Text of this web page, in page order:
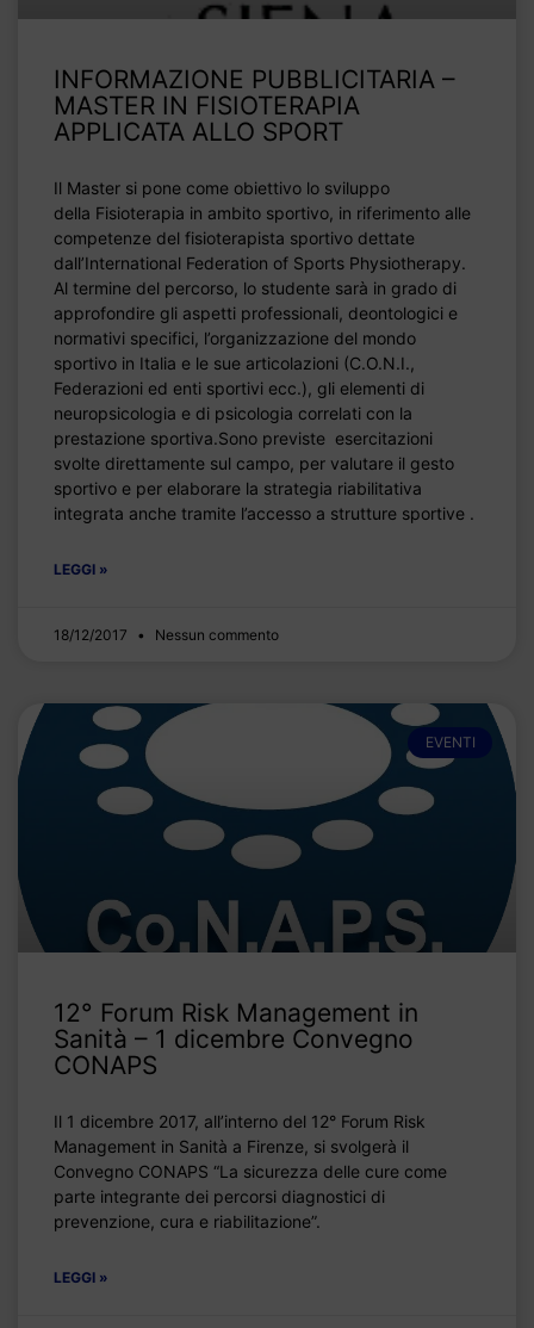
INFORMAZIONE PUBBLICITARIA –
MASTER IN FISIOTERAPIA
APPLICATA ALLO SPORT
Il Master si pone come obiettivo lo sviluppo
della Fisioterapia in ambito sportivo, in riferimento alle
competenze del fisioterapista sportivo dettate
dall’International Federation of Sports Physiotherapy.
Al termine del percorso, lo studente sarà in grado di
approfondire gli aspetti professionali, deontologici e
normativi specifici, l’organizzazione del mondo
sportivo in Italia e le sue articolazioni (C.O.N.I.,
Federazioni ed enti sportivi ecc.), gli elementi di
neuropsicologia e di psicologia correlati con la
prestazione sportiva.Sono previste esercitazioni
svolte direttamente sul campo, per valutare il gesto
sportivo e per elaborare la strategia riabilitativa
integrata anche tramite l’accesso a strutture sportive .
LEGGI »
18/12/2017 Nessun commento
EVENTI
12° Forum Risk Management in
Sanità – 1 dicembre Convegno
CONAPS
Il 1 dicembre 2017, all’interno del 12° Forum Risk
Management in Sanità a Firenze, si svolgerà il
Convegno CONAPS “La sicurezza delle cure come
parte integrante dei percorsi diagnostici di
prevenzione, cura e riabilitazione”.
LEGGI »